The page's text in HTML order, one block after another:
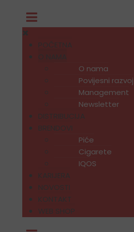
POČETNA
O NAMA
O nama
Povijesni razvoj
Management
Newsletter
DISTRIBUCIJA
BRENDOVI
Piće
Cigarete
IQOS
KARIJERA
NOVOSTI
KONTAKT
WEB SHOP